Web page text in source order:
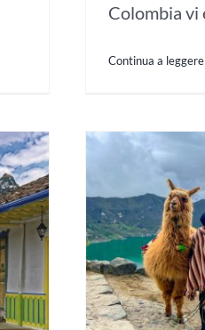
Colombia vi
Continua a leggere